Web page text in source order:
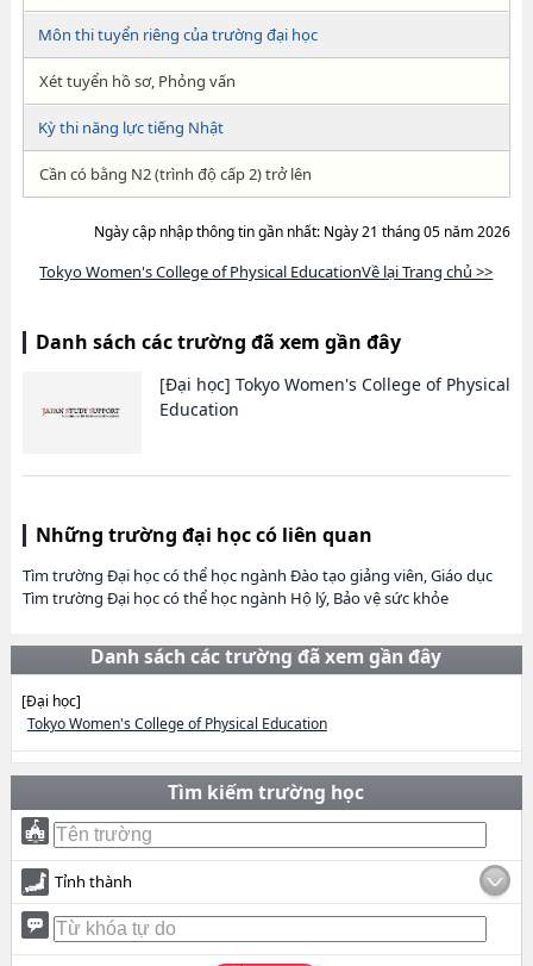
Môn thi tuyển riêng của trường đại học
Xét tuyển hồ sơ, Phỏng vấn
Kỳ thi năng lực tiếng Nhật
Cần có bằng N2 (trình độ cấp 2) trở lên
Ngày cập nhập thông tin gần nhất: Ngày 21 tháng 05 năm 2026
Tokyo Women's College of Physical EducationVề lại Trang chủ >>
Danh sách các trường đã xem gần đây
[Đại học] Tokyo Women's College of Physical
Education
Những trường đại học có liên quan
Tìm trường Đại học có thể học ngành Đào tạo giảng viên, Giáo dục
Tìm trường Đại học có thể học ngành Hộ lý, Bảo vệ sức khỏe
Danh sách các trường đã xem gần đây
[Đại học]
Tokyo Women's College of Physical Education
Tìm kiếm trường học
Tỉnh thành